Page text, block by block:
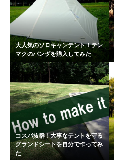
大人気のソロキャンテント！テン
マクのパンダを購入してみた
コスパ抜群！大事なテントを守る
グランドシートを自分で作ってみ
た